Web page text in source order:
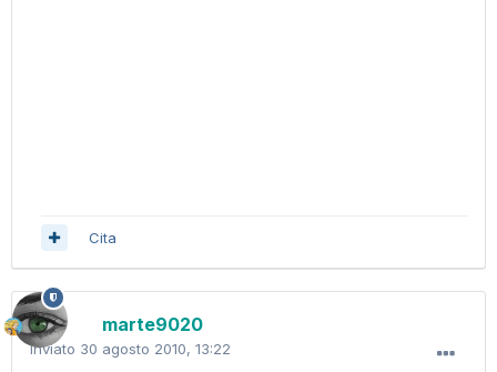
Cita
marte9020
Inviato 30 agosto 2010, 13:22